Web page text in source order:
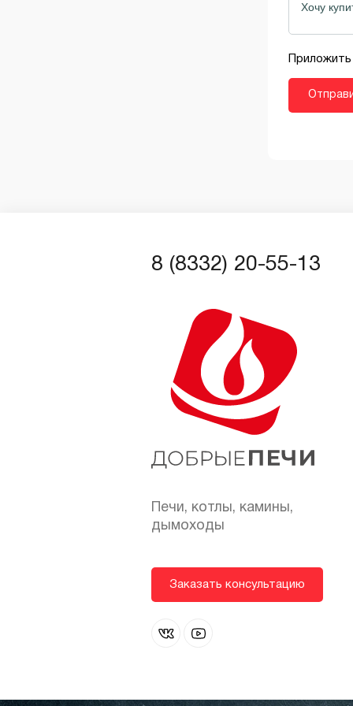
8 (8332) 20-55-13
Печи, котлы, камины,
дымоходы
Заказать консультацию